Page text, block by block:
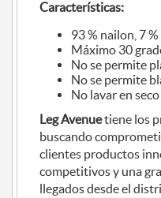
Características:
93 % nailon, 7
Máximo 30
No se permite
No se permite
No lavar en seco
Leg Avenuetiene los
buscando
clientes productos
competitivos y una
llegados desde el